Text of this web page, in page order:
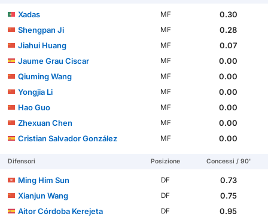
Xadas MF
0.30
Shengpan Ji
MF
0.28
Jiahui Huang
MF
0.07
Jaume Grau Ciscar
MF
0.00
Qiuming Wang
MF
0.00
Yongjia Li
MF
0.00
Hao Guo
MF
0.00
Zhexuan Chen
MF
0.00
Cristian Salvador González
MF 0.00
Difensori Posizione Concessi / 90'
Ming Him Sun DF
0.73
Xianjun Wang
DF
0.75
Aitor Córdoba Kerejeta
DF
0.95